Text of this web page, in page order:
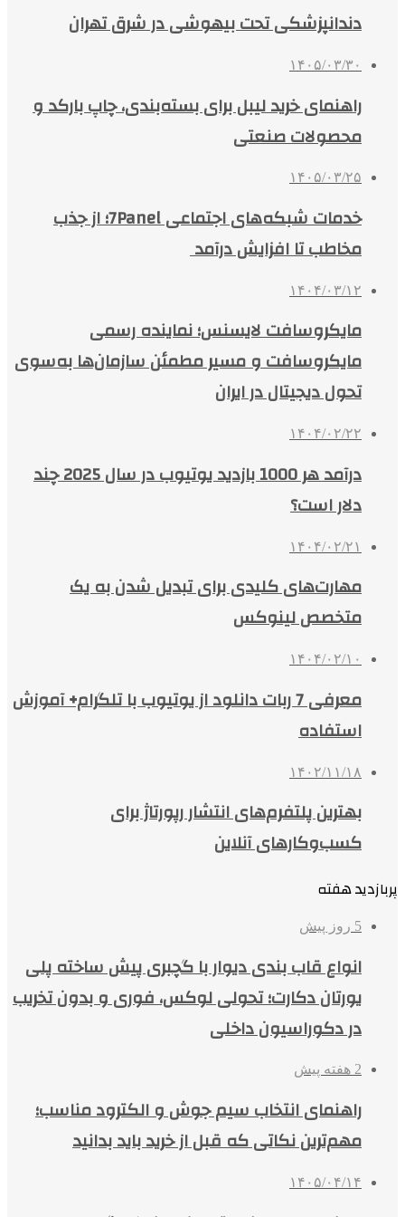
دندانپزشکی تحت بیهوشی در شرق تهران
۱۴۰۵/۰۳/۳۰
راهنمای خرید لیبل برای بسته‌بندی، چاپ بارکد و
محصولات صنعتی
۱۴۰۵/۰۳/۲۵
خدمات شبکه‌های اجتماعی 7Panel؛ از جذب
مخاطب تا افزایش درآمد
۱۴۰۴/۰۳/۱۲
مایکروسافت لایسنس؛ نماینده رسمی
مایکروسافت و مسیر مطمئن سازمان‌ها به‌سوی
تحول دیجیتال در ایران
۱۴۰۴/۰۲/۲۲
درآمد هر 1000 بازدید یوتیوب در سال 2025 چند
دلار است؟
۱۴۰۴/۰۲/۲۱
مهارت‌های کلیدی برای تبدیل شدن به یک
متخصص لینوکس
۱۴۰۴/۰۲/۱۰
معرفی 7 ربات دانلود از یوتیوب با تلگرام+ آموزش
استفاده
۱۴۰۲/۱۱/۱۸
بهترین پلتفرم‌های انتشار رپورتاژ برای
کسب‌وکارهای آنلاین
پربازدید هفته
5 روز پیش
انواع قاب بندی دیوار با گچبری پیش ساخته پلی
یورتان دکارت؛ تحولی لوکس، فوری و بدون تخریب
در دکوراسیون داخلی
2 هفته پیش
راهنمای انتخاب سیم جوش و الکترود مناسب؛
مهم‌ترین نکاتی که قبل از خرید باید بدانید
۱۴۰۵/۰۴/۱۴